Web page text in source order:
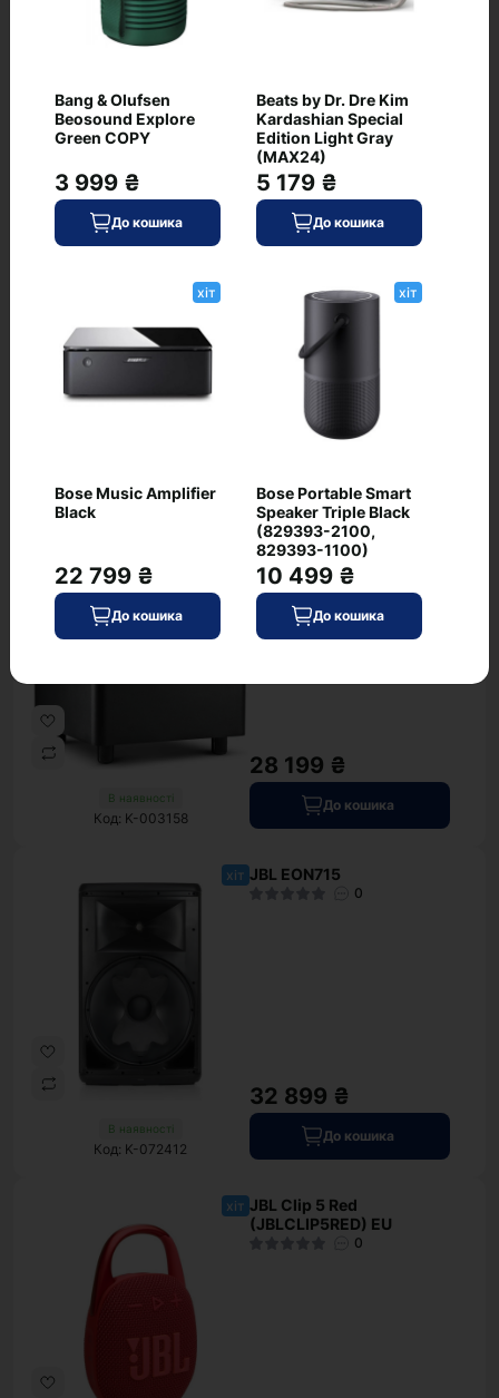
В наявності
6 867 ₴
До кошика
Код: K-916290
JBL EON718S
0
52 999 ₴
В наявності
Код: K-003158
JBL LSR310S
0
28 199 ₴
До кошика
хіт
В наявності
Код: K-072412
JBL EON715
0
32 899 ₴
До кошика
хіт JBL Clip 5 Red
(JBLCLIP5RED) EU
0
Bang & Olufsen
Beosound Explore
Green COPY
3 999 ₴
До кошика
Beats by Dr. Dre Kim
Kardashian Special
Edition Light Gray
(MAX24)
5 179 ₴
До кошика
хіт
Bose Music Amplifier
Black
22 799 ₴
До кошика
хіт
Bose Portable Smart
Speaker Triple Black
(829393-2100,
829393-1100)
10 499 ₴
До кошика